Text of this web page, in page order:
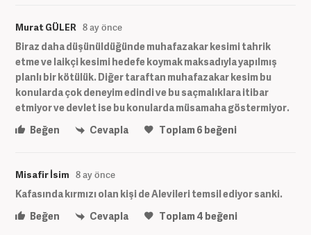
Murat GÜLER 8 ay önce
Biraz daha düşünüldüğünde muhafazakar kesimi tahrik
etme ve laikçi kesimi hedefe koymak maksadıyla yapılmış
planlı bir kötülük. Diğer taraftan muhafazakar kesim bu
konularda çok deneyim edindi ve bu saçmalıklara itibar
etmiyor ve devlet ise bu konularda müsamaha göstermiyor.
Beğen
Cevapla Toplam6 beğeni
Misafir İsim 8 ay önce
Kafasında kırmızı olan kişi de Alevileri temsil ediyor sanki.
Beğen
Cevapla Toplam4 beğeni